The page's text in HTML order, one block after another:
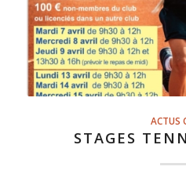
ACTUS
STAGES